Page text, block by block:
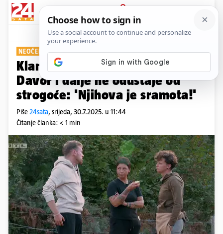
PRIJAVA
Show Komentari
NEOČEKIVANI ULTIMATUM
Klanovi u Farmi kuju plan, ali
Davor i dalje ne odustaje od
strogoće: 'Njihova je sramota!'
Piše24sata, srijeda, 30.7.2025. u 11:44
Čitanje članka: < 1 min